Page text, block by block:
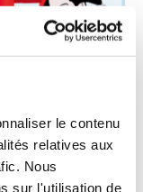
le contenu
relatives aux
Nous
sur l'utilisation de
8 ET 9